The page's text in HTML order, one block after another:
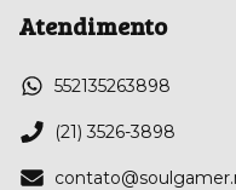
Atendimento
552135263898
(21) 3526-3898